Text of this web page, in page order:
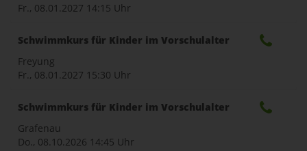
Fr., 08.01.2027 14:15 Uhr
Schwimmkurs für Kinder im Vorschulalter
Freyung
Fr., 08.01.2027 15:30 Uhr
Schwimmkurs für Kinder im Vorschulalter
Grafenau
Do., 08.10.2026 14:45 Uhr